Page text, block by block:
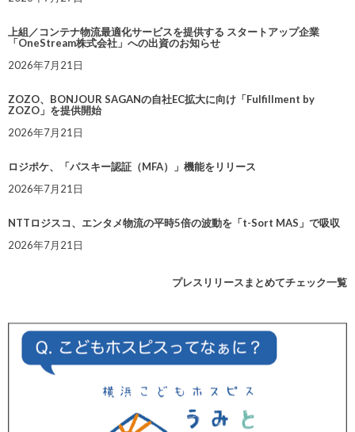
上組／コンテナ物流最適化サービスを提供する スタートアップ企業
「OneStream株式会社」への出資のお知らせ
2026年7月21日
ZOZO、BONJOUR SAGANの自社EC拡大に向け「Fulfillment by
ZOZO」を提供開始
2026年7月21日
ロジポケ、「パスキー認証（MFA）」機能をリリース
2026年7月21日
NTTロジスコ、エンタメ物流の平時5倍の波動を「t-Sort MAS」で吸収
2026年7月21日
プレスリリースまとめてチェック一覧